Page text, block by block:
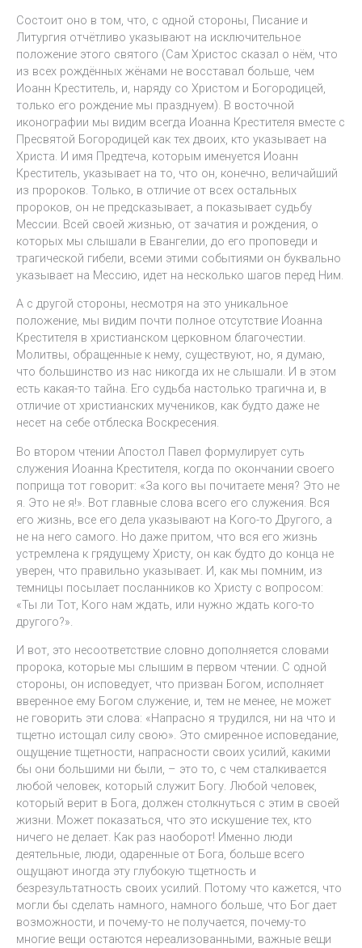
Состоит оно в том, что, с одной стороны, Писание и
Литургия отчётливо указывают на исключительное
положение этого святого (Сам Христос сказал о нём, что
из всех рождённых жёнами не восставал больше, чем
Иоанн Креститель, и, наряду со Христом и Богородицей,
только его рождение мы празднуем). В восточной
иконографии мы видим всегда Иоанна Крестителя вместе с
Пресвятой Богородицей как тех двоих, кто указывает на
Христа. И имя Предтеча, которым именуется Иоанн
Креститель, указывает на то, что он, конечно, величайший
из пророков. Только, в отличие от всех остальных
пророков, он не предсказывает, а показывает судьбу
Мессии. Всей своей жизнью, от зачатия и рождения, о
которых мы слышали в Евангелии, до его проповеди и
трагической гибели, всеми этими событиями он буквально
указывает на Мессию, идет на несколько шагов перед Ним.
А с другой стороны, несмотря на это уникальное
положение, мы видим почти полное отсутствие Иоанна
Крестителя в христианском церковном благочестии.
Молитвы, обращенные к нему, существуют, но, я думаю,
что большинство из нас никогда их не слышали. И в этом
есть какая-то тайна. Его судьба настолько трагична и, в
отличие от христианских мучеников, как будто даже не
несет на себе отблеска Воскресения.
Во втором чтении Апостол Павел формулирует суть
служения Иоанна Крестителя, когда по окончании своего
поприща тот говорит: «За кого вы почитаете меня? Это не
я. Это не я!». Вот главные слова всего его служения. Вся
его жизнь, все его дела указывают на Кого-то Другого, а
не на него самого. Но даже притом, что вся его жизнь
устремлена к грядущему Христу, он как будто до конца не
уверен, что правильно указывает. И, как мы помним, из
темницы посылает посланников ко Христу с вопросом:
«Ты ли Тот, Кого нам ждать, или нужно ждать кого-то
другого?».
И вот, это несоответствие словно дополняется словами
пророка, которые мы слышим в первом чтении. С одной
стороны, он исповедует, что призван Богом, исполняет
вверенное ему Богом служение, и, тем не менее, не может
не говорить эти слова: «Напрасно я трудился, ни на что и
тщетно истощал силу свою». Это смиренное исповедание,
ощущение тщетности, напрасности своих усилий, какими
бы они большими ни были, – это то, с чем сталкивается
любой человек, который служит Богу. Любой человек,
который верит в Бога, должен столкнуться с этим в своей
жизни. Может показаться, что это искушение тех, кто
ничего не делает. Как раз наоборот! Именно люди
деятельные, люди, одаренные от Бога, больше всего
ощущают иногда эту глубокую тщетность и
безрезультатность своих усилий. Потому что кажется, что
могли бы сделать намного, намного больше, что Бог дает
возможности, и почему-то не получается, почему-то
многие вещи остаются нереализованными, важные вещи